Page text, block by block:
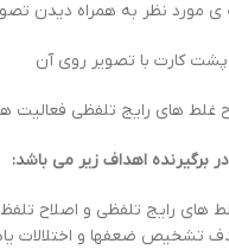
مورد نظر به همراه دیدن
کارت با تصویر روی آن
غلط های رایج تلفظی
اهداف زیر می باشد:
های رایج تلفظی و اصلاح
هدف تشخیص ضعفها و